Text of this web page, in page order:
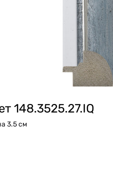
148.3525.27.IQ
3.5 см